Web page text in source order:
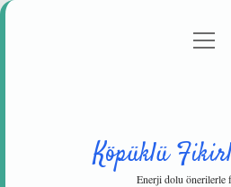
Gizlilik
Köpüklü
Enerji dolu önerilerle